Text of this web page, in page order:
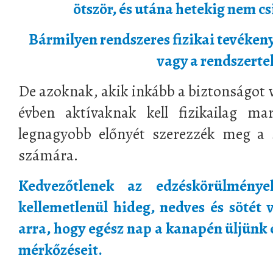
ötször, és utána hetekig nem
Bármilyen rendszeres fizikai
vagy a
De azoknak, akik inkább a biztonságot
évben aktívaknak kell fizikailag
legnagyobb előnyét szerezzék meg a
számára.
Kedvezőtlenek az
kellemetlenül hideg, nedves és sötét
arra, hogy egész nap a kanapén
mérkőzéseit.